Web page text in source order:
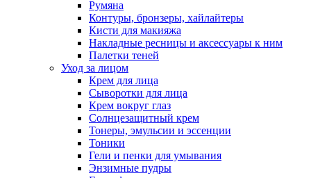
Румяна
Контуры, бронзеры, хайлайтеры
Кисти для макияжа
Накладные ресницы и аксессуары к ним
Палетки теней
Уход за лицом
Крем для лица
Сыворотки для лица
Крем вокруг глаз
Солнцезащитный крем
Тонеры, эмульсии и эссенции
Тоники
Гели и пенки для умывания
Энзимные пудры